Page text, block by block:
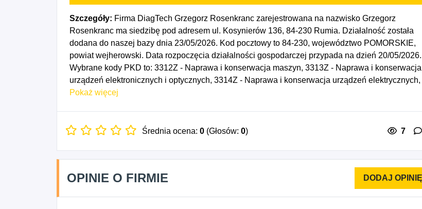
Szczegóły: Firma DiagTech Grzegorz Rosenkranc zarejestrowana na nazwisko Grzegorz
Rosenkranc ma siedzibę pod adresem ul. Kosynierów 136, 84-230 Rumia. Działalność została
dodana do naszej bazy dnia 23/05/2026. Kod pocztowy to 84-230, województwo POMORSKIE,
powiat wejherowski. Data rozpoczęcia działalności gospodarczej przypada na dzień 20/05/2026.
Wybrane kody PKD to: 3312Z - Naprawa i konserwacja maszyn, 3313Z - Naprawa i konserwacja
urządzeń elektronicznych i optycznych, 3314Z - Naprawa i konserwacja urządzeń elektrycznych,
4664Z - Sprzedaż hurtowa maszyn dla przemysłu tekstylnego oraz maszyn do szycia i maszyn
komputerów i sprzętu (tele)komunikacyjnego.
Pokaż więcej
Średnia ocena: 0 (Głosów: 0) 7
OPINIE O FIRMIE